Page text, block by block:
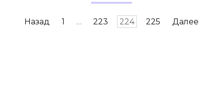
Навигация
Назад 1 … 223 224 225 Далее